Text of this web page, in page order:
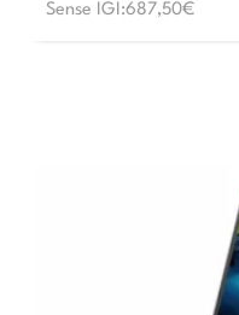
Sense IGI:687,50€